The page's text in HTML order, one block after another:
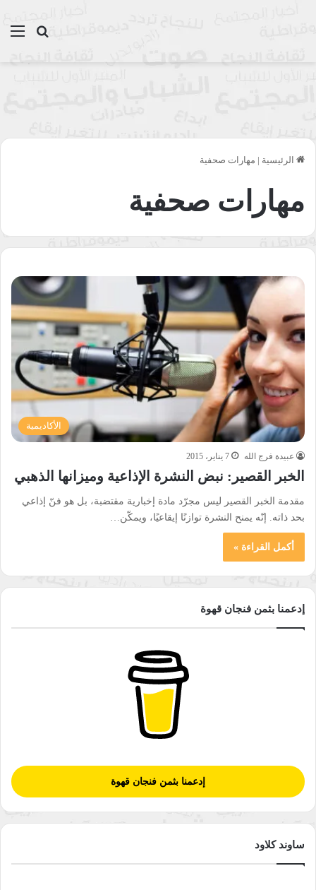
بحث
الرئيسية | مهارات صحفية
مهارات صحفية
الأكاديمية
عبيدة فرج الله 7 يناير، 2015
الخبر القصير: نبض النشرة الإذاعية وميزانها الذهبي
مقدمة الخبر القصير ليس مجرّد مادة إخبارية مقتضبة، بل هو فنّ إذاعي
بحد ذاته. إنّه يمنح النشرة توازنًا إيقاعيًا، ويمكّن…
أكمل القراءة »
إدعمنا بثمن فنجان قهوة
إدعمنا بثمن فنجان قهوة
ساوند كلاود